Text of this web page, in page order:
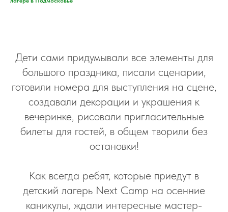
Дети сами придумывали все элементы для
большого праздника, писали сценарии,
готовили номера для выступления на сцене,
создавали декорации и украшения к
вечеринке, рисовали пригласительные
билеты для гостей, в общем творили без
остановки!
Как всегда ребят, которые приедут в
детский лагерь Next Camp на осенние
каникулы, ждали интересные мастер-